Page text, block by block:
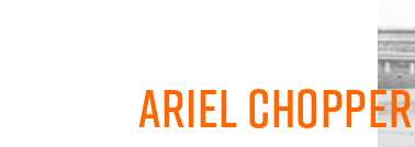
Ariel Chopper